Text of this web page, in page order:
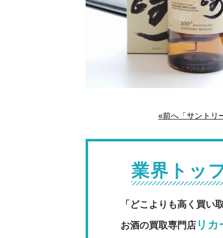
«前へ「サントリ
業界トッ
「どこよりも高く買い
お酒の買取専門店 リカ